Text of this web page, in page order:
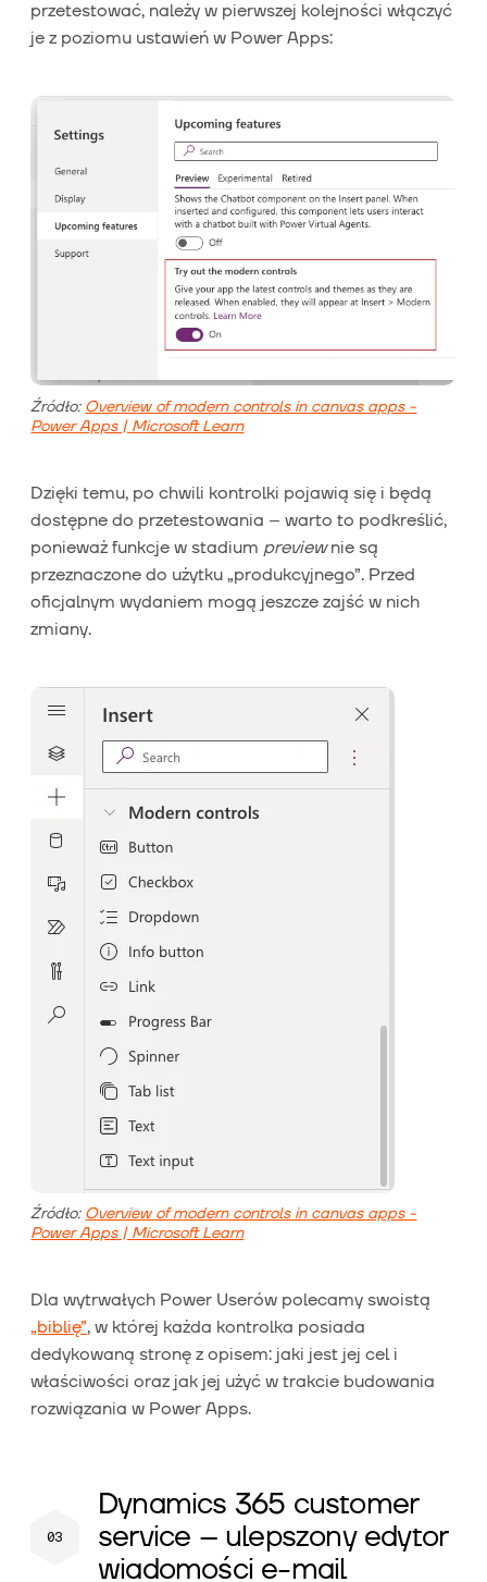
przetestować, należy w pierwszej kolejności włączyć
je z poziomu ustawień w Power Apps:
Źródło: Overview of modern controls in canvas apps -
Power Apps | Microsoft Learn
Dzięki temu, po chwili kontrolki pojawią się i będą
dostępne do przetestowania – warto to podkreślić,
ponieważ funkcje w stadium previewnie są
przeznaczone do użytku „produkcyjnego”. Przed
oficjalnym wydaniem mogą jeszcze zajść w nich
zmiany.
Źródło: Overview of modern controls in canvas apps -
Power Apps | Microsoft Learn
Dla wytrwałych Power Userów polecamy swoistą
„biblię”, w której każda kontrolka posiada
dedykowaną stronę z opisem: jaki jest jej cel i
właściwości oraz jak jej użyć w trakcie budowania
rozwiązania w Power Apps.
Dynamics 365 customer
service – ulepszony edytor
wiadomości e-mail